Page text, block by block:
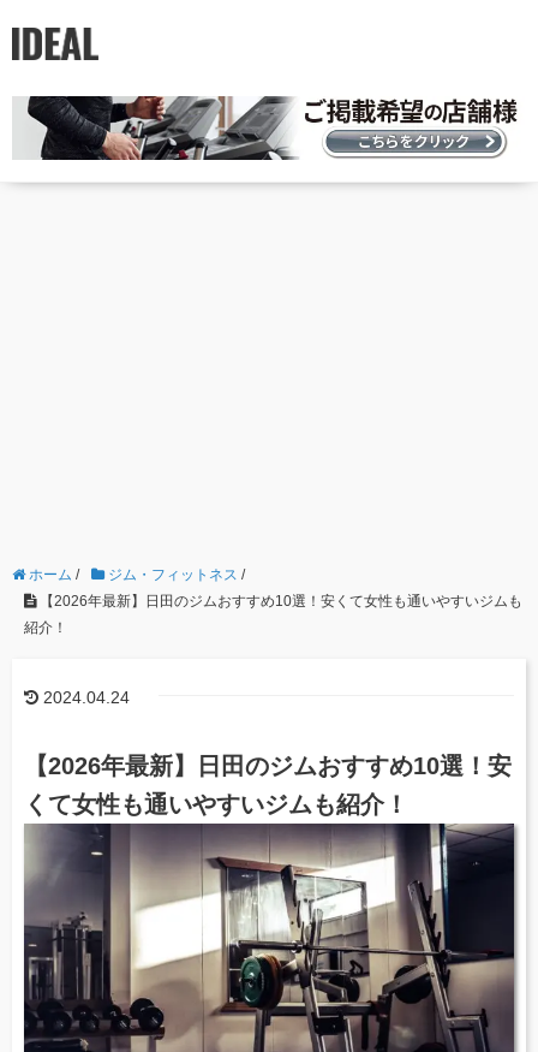
ホーム / ジム・フィットネス /
【2026年最新】日田のジムおすすめ10選！安くて女性も通いやすいジムも
紹介！
2024.04.24
【2026年最新】日田のジムおすすめ10選！安
くて女性も通いやすいジムも紹介！